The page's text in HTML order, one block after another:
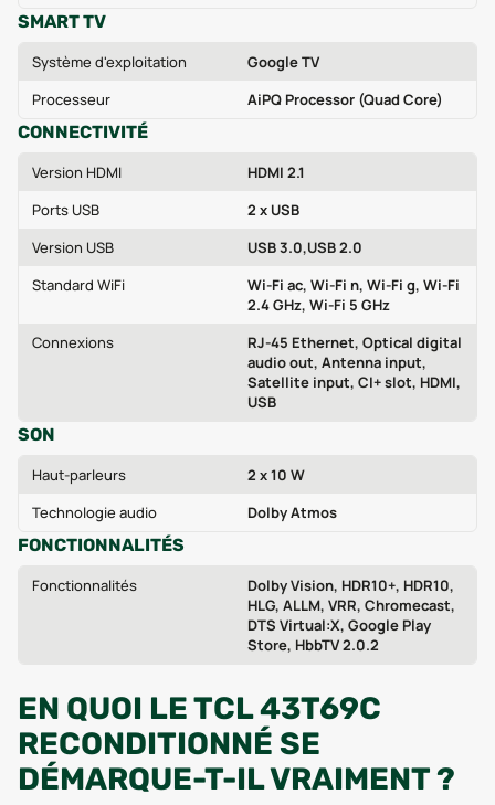
SMART TV
Système d'exploitation
Google TV
Processeur
AiPQ Processor (Quad Core)
CONNECTIVITÉ
Version HDMI
HDMI 2.1
Ports USB
2 x USB
Version USB
USB 3.0,USB 2.0
Standard WiFi
Wi‑Fi ac, Wi‑Fi n, Wi‑Fi g, Wi‑Fi
2.4 GHz, Wi‑Fi 5 GHz
Connexions
RJ-45 Ethernet, Optical digital
audio out, Antenna input,
Satellite input, CI+ slot, HDMI,
USB
SON
Haut-parleurs
2 x 10 W
Technologie audio
Dolby Atmos
FONCTIONNALITÉS
Fonctionnalités
Dolby Vision, HDR10+, HDR10,
HLG, ALLM, VRR, Chromecast,
DTS Virtual:X, Google Play
Store, HbbTV 2.0.2
EN QUOI LE TCL 43T69C
RECONDITIONNÉ SE
DÉMARQUE-T-IL VRAIMENT ?